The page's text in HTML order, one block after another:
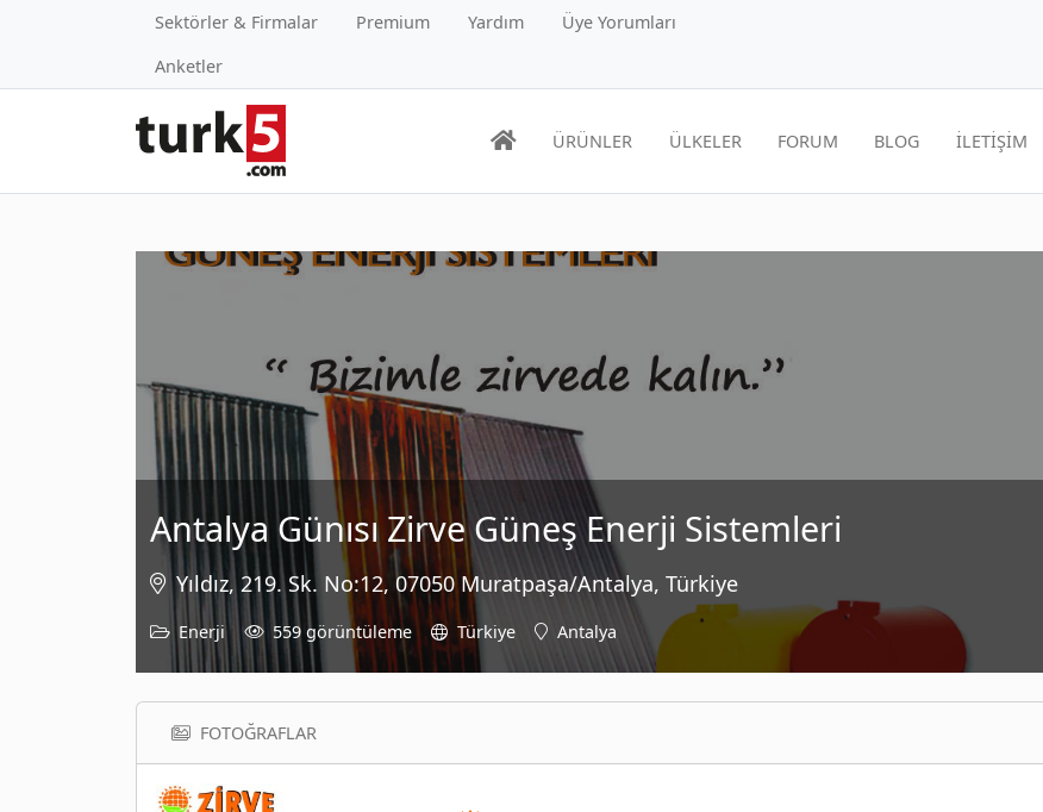
Sektörler & Firmalar Premium Yardım
Üye Yorumları
Anketler
ÜRÜNLER ÜLKELER FORUM BLOG İLETİŞİM
Antalya Günısı Zirve Güneş Enerji Sistemleri
Yıldız, 219. Sk. No:12, 07050 Muratpaşa/Antalya, Türkiye
Enerji 559 görüntüleme Türkiye Antalya
FOTOĞRAFLAR